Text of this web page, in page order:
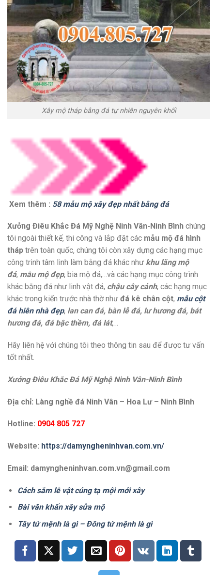
Xây mộ tháp bằng đá tự nhiên nguyên khối
Xem thêm : 58 mẫu mộ xây đẹp nhất bằng đá
Xưởng Điêu Khắc Đá Mỹ Nghệ Ninh Vân-Ninh Bình chúng
tôi ngoài thiết kế, thi công và lắp đặt các mẫu mộ đá hình
tháp trên toàn quốc, chúng tôi còn xây dựng các hạng mục
công trinh tâm linh làm bằng đá khác như khu lăng mộ
đá, mẫu mộ đẹp, bia mộ đá,…và các hạng mục công trình
khác bằng đá như linh vật đá, chậu cây cảnh, các hạng mục
khác trong kiến trước nhà thờ như đá kê chân cột, mẫu cột
đá hiên nhà đẹp, lan can đá, bàn lễ đá, lư hương đá, bát
hương đá, đá bậc thềm, đá lát,…
Hãy liên hệ với chúng tôi theo thông tin sau để được tư vấn
tốt nhất.
Xưởng Điêu Khắc Đá Mỹ Nghệ Ninh Vân-Ninh Bình
Địa chỉ: Làng nghề đá Ninh Vân – Hoa Lư – Ninh Bình
Hotline: 0904 805 727
Website: https://damyngheninhvan.com.vn/
Email: damyngheninhvan.com.vn@gmail.com
Cách sắm lễ vật cúng tạ mội mới xây
Bài văn khấn xây sửa mộ
Tây tứ mệnh là gì – Đông tứ mệnh là gì